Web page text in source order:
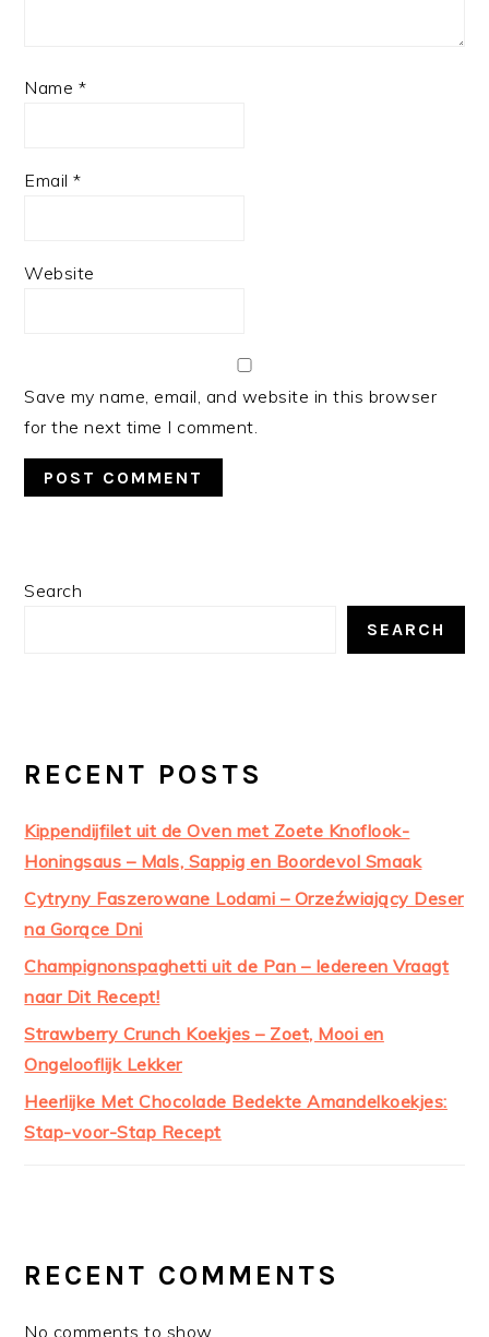
Name *
Email*
Website
Save my name, email, and website in this browser
for the next time I comment.
PRIMARY
Search
SEARCH
RECENT POSTS
Kippendijfilet uit de Oven met Zoete Knoflook-
Honingsaus – Mals, Sappig en Boordevol Smaak
Cytryny Faszerowane Lodami – Orzeźwiający Deser
na Gorące Dni
Champignonspaghetti uit de Pan – Iedereen Vraagt
naar Dit Recept!
Strawberry Crunch Koekjes – Zoet, Mooi en
Ongelooflijk Lekker
Heerlijke Met Chocolade Bedekte Amandelkoekjes:
Stap-voor-Stap Recept
RECENT COMMENTS
No comments to show.